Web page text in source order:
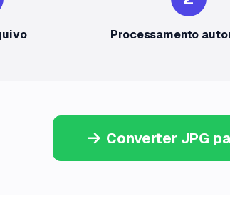
Processamento
Converter JPG